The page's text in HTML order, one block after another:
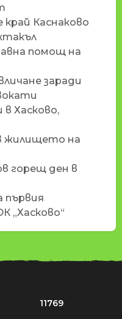
Каснаково
помощ на
заради
Хасково,
жилището на
горещ ден в
първия
„Хасково“
11769